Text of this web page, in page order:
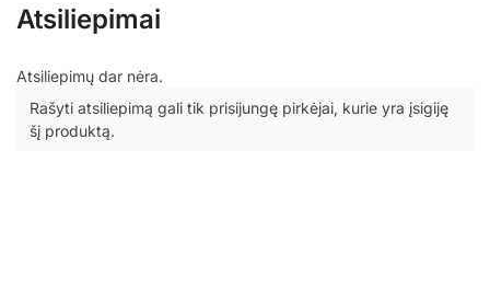
Atsiliepimai
Atsiliepimų dar nėra.
Rašyti atsiliepimą gali tik prisijungę pirkėjai, kurie yra įsigiję
šį produktą.